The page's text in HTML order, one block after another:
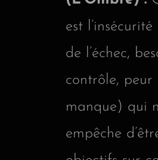
est
de l’échec,
contrôle, peur
manque) qui
empêche